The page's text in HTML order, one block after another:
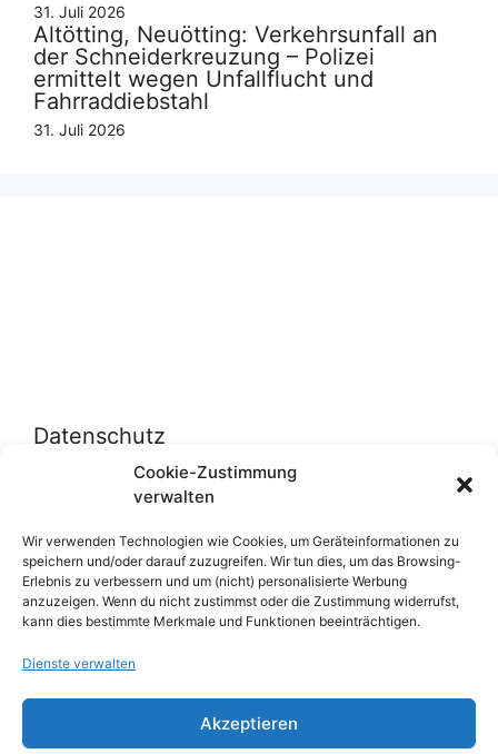
Cookie-Zustimmung
verwalten
Wir verwenden Technologien wie Cookies, um Geräteinformationen zu
speichern und/oder darauf zuzugreifen. Wir tun dies, um das Browsing-
Erlebnis zu verbessern und um (nicht) personalisierte Werbung
anzuzeigen. Wenn du nicht zustimmst oder die Zustimmung widerrufst,
kann dies bestimmte Merkmale und Funktionen beeinträchtigen.
Dienste verwalten
Akzeptieren
31. Juli 2026
Altötting, Neuötting: Verkehrsunfall an
der Schneiderkreuzung – Polizei
ermittelt wegen Unfallflucht und
Fahrraddiebstahl
31. Juli 2026
Datenschutz
Datenschutzerklärung
Cookie-Richtlinie (EU)
Über uns
Impressum
Werben auf inn-sider